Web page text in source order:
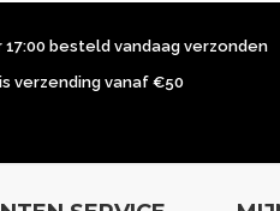
17:00 besteld vandaag verzonden
verzending vanaf €50